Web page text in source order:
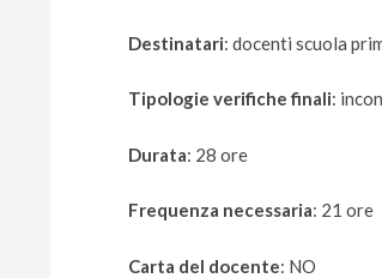
Destinatari: docenti scuola
Tipologie verifiche finali:
Durata: 28 ore
Frequenza necessaria: 21 ore
Carta del docente: NO